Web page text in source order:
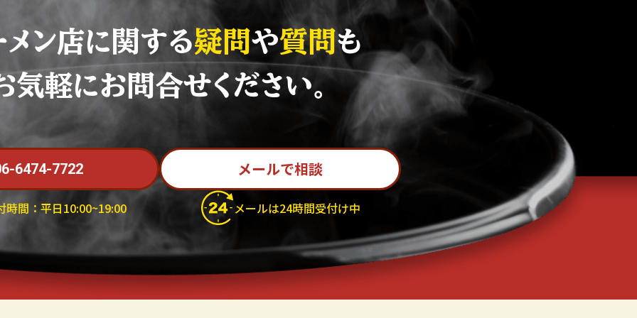
メン店に関する疑問や質問も
気軽にお問合せください。
6474-7722
時間：平日10:00~19:00
メールで相談
メールは24時間受付け中